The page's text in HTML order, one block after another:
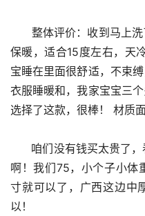
保暖，适合15度左右，天
宝睡在里面很舒适，不束
衣服睡暖和，我家宝宝三
选择了这款，很棒！ 材质
啊！我们75，小个子小体
寸就可以了，广西这边中
以！